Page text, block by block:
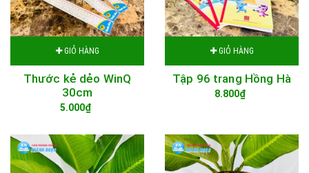
GIỎ HÀNG
Thước kẻ dẻo WinQ
30cm
5.000₫
GIỎ HÀNG
Tập 96 trang Hồng Hà
8.800₫